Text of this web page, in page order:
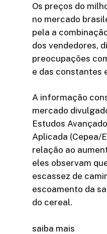
Os preços do
no mercado
pela a
dos vendedores,
preocupações
e das constantes
A informação
mercado
Estudos
Aplicada (Cepea/
relação ao
eles observam
escassez de
escoamento da
do cereal.
saiba mais